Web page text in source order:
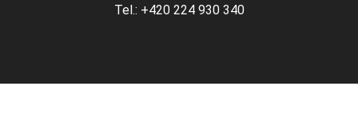
Tel.: +420 224 930 340